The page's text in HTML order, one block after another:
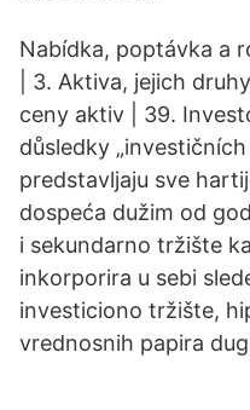
Nabídka, poptávka a
| 3. Aktiva, jejich
ceny aktiv | 39.
důsledky
predstavljaju sve
dospeća dužim od
i sekundarno tržište
inkorporira u sebi
investiciono tržište,
vrednosnih papira